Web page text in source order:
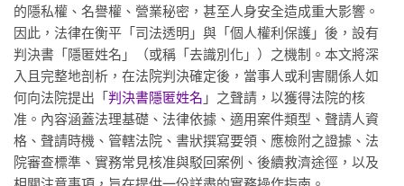
的隱私權、名譽權、營業秘密，甚至人身安全造成重大影響。
因此，法律在衡平「司法透明」與「個人權利保護」後，設有
判決書「隱匿姓名」（或稱「去識別化」）之機制。本文將深
入且完整地剖析，在法院判決確定後，當事人或利害關係人如
何向法院提出「 判決書隱匿姓名 」之聲請，以獲得法院的核
准。內容涵蓋法理基礎、法律依據、適用案件類型、聲請人資
格、聲請時機、管轄法院、書狀撰寫要領、應檢附之證據、法
院審查標準、實務常見核准與駁回案例、後續救濟途徑，以及